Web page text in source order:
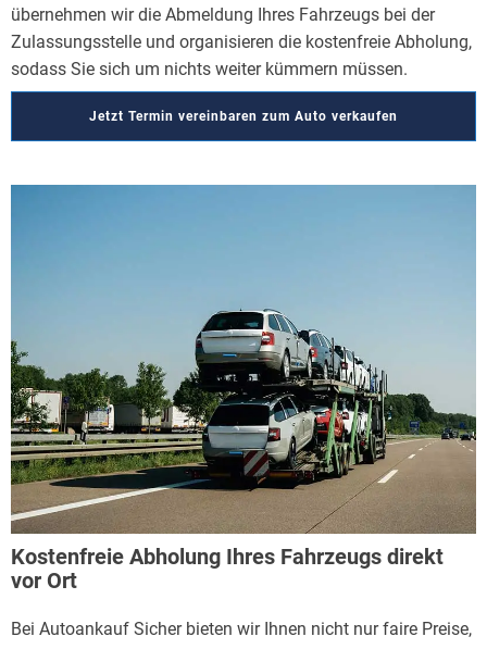
übernehmen wir die Abmeldung Ihres Fahrzeugs bei der
Zulassungsstelle und organisieren die kostenfreie Abholung,
sodass Sie sich um nichts weiter kümmern müssen.
Jetzt Termin vereinbaren zum Auto verkaufen
Kostenfreie Abholung Ihres Fahrzeugs direkt
vor Ort
Bei Autoankauf Sicher bieten wir Ihnen nicht nur faire Preise,